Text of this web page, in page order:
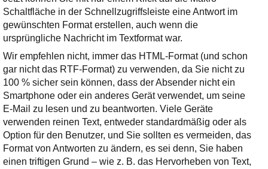
Schaltfläche in der Schnellzugriffsleiste eine Antwort im
gewünschten Format erstellen, auch wenn die
ursprüngliche Nachricht im Textformat war.
Wir empfehlen nicht, immer das HTML-Format (und schon
gar nicht das RTF-Format) zu verwenden, da Sie nicht zu
100 % sicher sein können, dass der Absender nicht ein
Smartphone oder ein anderes Gerät verwendet, um seine
E-Mail zu lesen und zu beantworten. Viele Geräte
verwenden reinen Text, entweder standardmäßig oder als
Option für den Benutzer, und Sie sollten es vermeiden, das
Format von Antworten zu ändern, es sei denn, Sie haben
einen triftigen Grund – wie z. B. das Hervorheben von Text,